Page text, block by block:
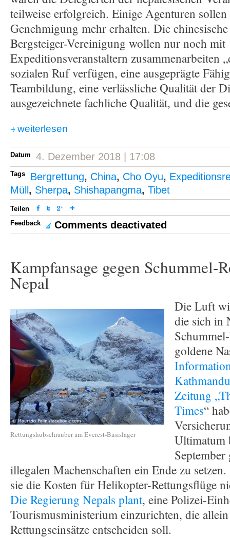
teilweise erfolgreich. Einige Agenturen
Genehmigung mehr erhalten. Die
Bergsteiger-Vereinigung wollen nur noch mit
Expeditionsveranstaltern zusammenarbeiten
sozialen Ruf verfügen, eine ausgeprägte
Teambildung, eine verlässliche Qualität der
ausgezeichnete fachliche Qualität, und die
weiterlesen
Datum 4. Dezember 2018 | 17:08
Tags Bergrettung, China, Cho Oyu,
Müll , Sherpa, Shishapangma, Tibet
Teilen
Feedback
Comments deactivated
Kampfansage gegen Schummel-
Nepal
Rettungshubschrauber am Everest-Basislager
Die Luft
die sich in
goldene
Zeitung
Times“
Ultimatum
September
illegalen Machenschaften ein Ende zu
sie die Kosten für Helikopter-Rettungsflüge
Die Regierung Nepals plant, eine Polizei-
Tourismusministerium einzurichten, die
Rettungseinsätze entscheiden soll.